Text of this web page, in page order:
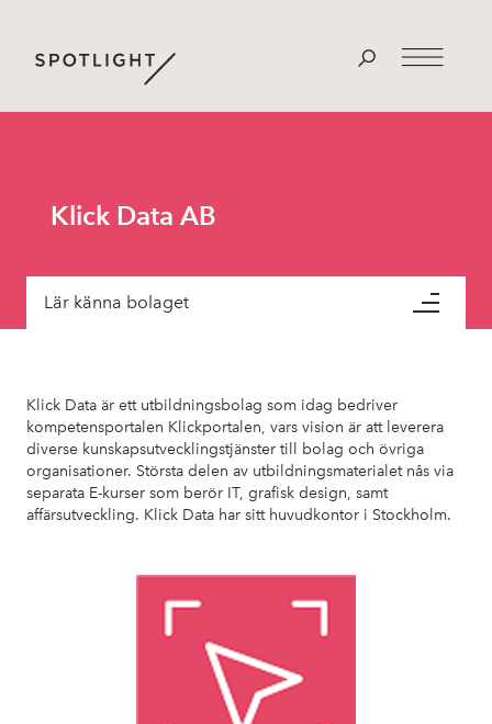
Klick Data AB
Lär känna bolaget
Klick Data är ett utbildningsbolag som idag bedriver
kompetensportalen Klickportalen, vars vision är att leverera
diverse kunskapsutvecklingstjänster till bolag och övriga
organisationer. Största delen av utbildningsmaterialet nås via
separata E-kurser som berör IT, grafisk design, samt
affärsutveckling. Klick Data har sitt huvudkontor i Stockholm.